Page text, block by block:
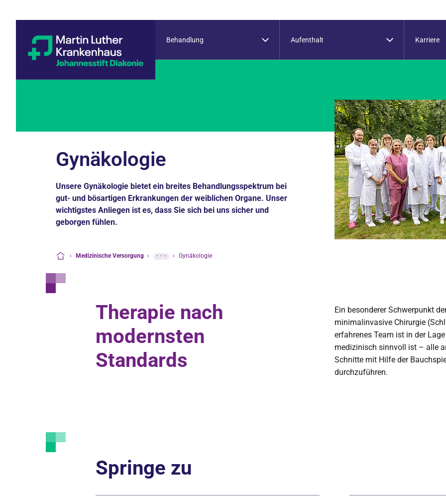
Behandlung Aufenthalt Karriere
Gynäkologie
Unsere Gynäkologie bietet ein breites Behandlungsspektrum bei
gut- und bösartigen Erkrankungen der weiblichen Organe. Unser
wichtigstes Anliegen ist es, dass Sie sich bei uns sicher und
geborgen fühlen.
› Medizinische Versorgung › ··· › Gynäkologie
Therapie nach
modernsten
Standards
Ein besonderer Schwerpunkt
minimalinvasive Chirurgie
erfahrenes Team ist in der
medizinisch sinnvoll ist – alle
Schnitte mit Hilfe der
durchzuführen.
Springe zu